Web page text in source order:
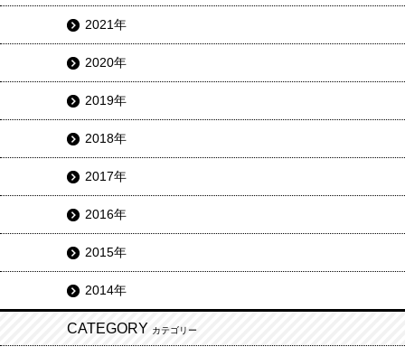
2021年
2020年
2019年
2018年
2017年
2016年
2015年
2014年
CATEGORY カテゴリー